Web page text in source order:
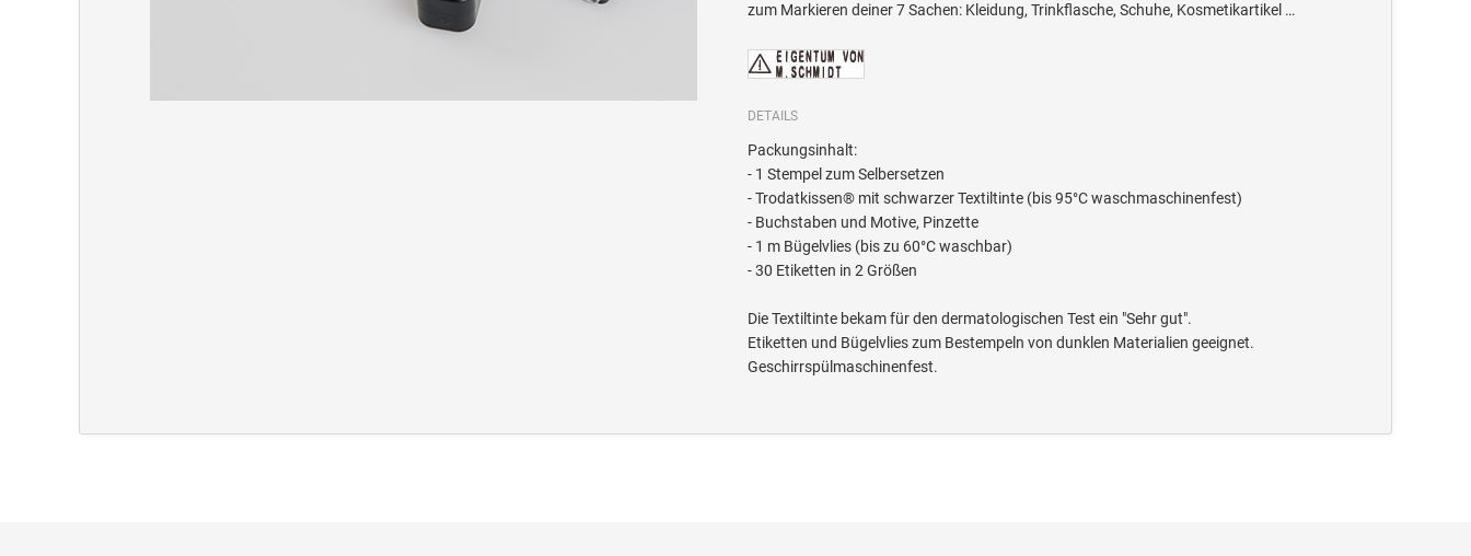
zum Markieren deiner 7 Sachen: Kleidung, Trinkflasche, Schuhe, Kosmetikartikel …
DETAILS
Packungsinhalt:
- 1 Stempel zum Selbersetzen
- Trodatkissen® mit schwarzer Textiltinte (bis 95°C waschmaschinenfest)
- Buchstaben und Motive, Pinzette
- 1 m Bügelvlies (bis zu 60°C waschbar)
- 30 Etiketten in 2 Größen
Die Textiltinte bekam für den dermatologischen Test ein "Sehr gut".
Etiketten und Bügelvlies zum Bestempeln von dunklen Materialien geeignet.
Geschirrspülmaschinenfest.